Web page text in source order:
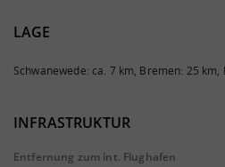
LAGE
Schwanewede: ca. 7 km, Bremen: 25
INFRASTRUKTUR
Entfernung zum int. Flughafen